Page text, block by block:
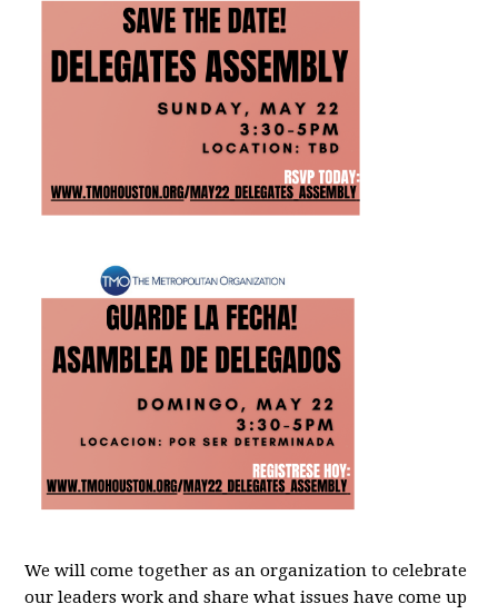
We will come together as an organization to celebrate
our leaders work and share what issues have come up